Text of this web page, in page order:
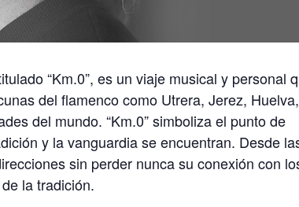
“Km.0”, es un viaje musical y personal
del flamenco como Utrera, Jerez, Huelva,
del mundo. “Km.0” simboliza el punto de
y la vanguardia se encuentran. Desde
sin perder nunca su conexión con
la tradición.